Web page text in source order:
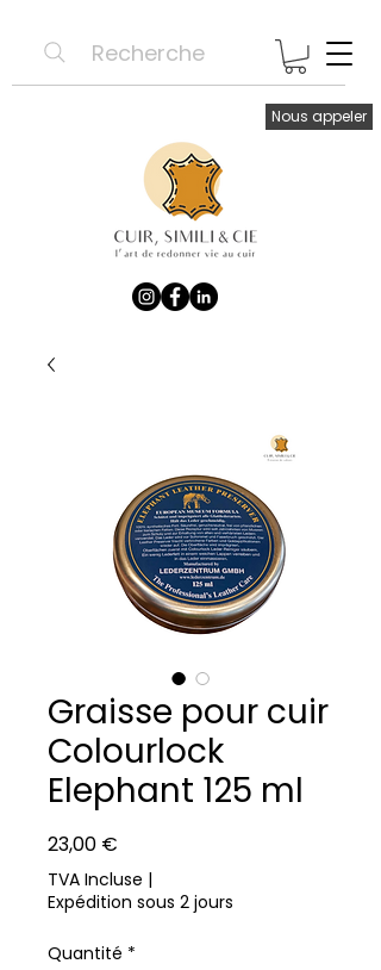
Recherche
Nous appeler
Graisse pour cuir
Colourlock
Elephant 125 ml
23,00 €
TVA Incluse |
Expédition sous 2 jours
Quantité *